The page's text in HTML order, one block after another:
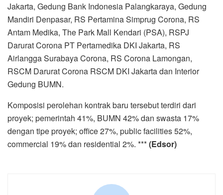
Jakarta, Gedung Bank Indonesia Palangkaraya, Gedung
Mandiri Denpasar, RS Pertamina Simprug Corona, RS
Antam Medika, The Park Mall Kendari (PSA), RSPJ
Darurat Corona PT Pertamedika DKI Jakarta, RS
Airlangga Surabaya Corona, RS Corona Lamongan,
RSCM Darurat Corona RSCM DKI Jakarta dan Interior
Gedung BUMN.
Komposisi perolehan kontrak baru tersebut terdiri dari
proyek; pemerintah 41%, BUMN 42% dan swasta 17%
dengan tipe proyek; office 27%, public facilities 52%,
commercial 19% dan residential 2%. ***(Edsor)